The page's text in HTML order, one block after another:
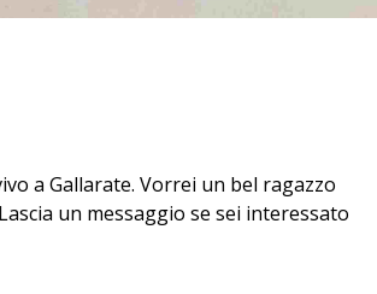
a Gallarate. Vorrei un bel ragazzo
un messaggio se sei interessato